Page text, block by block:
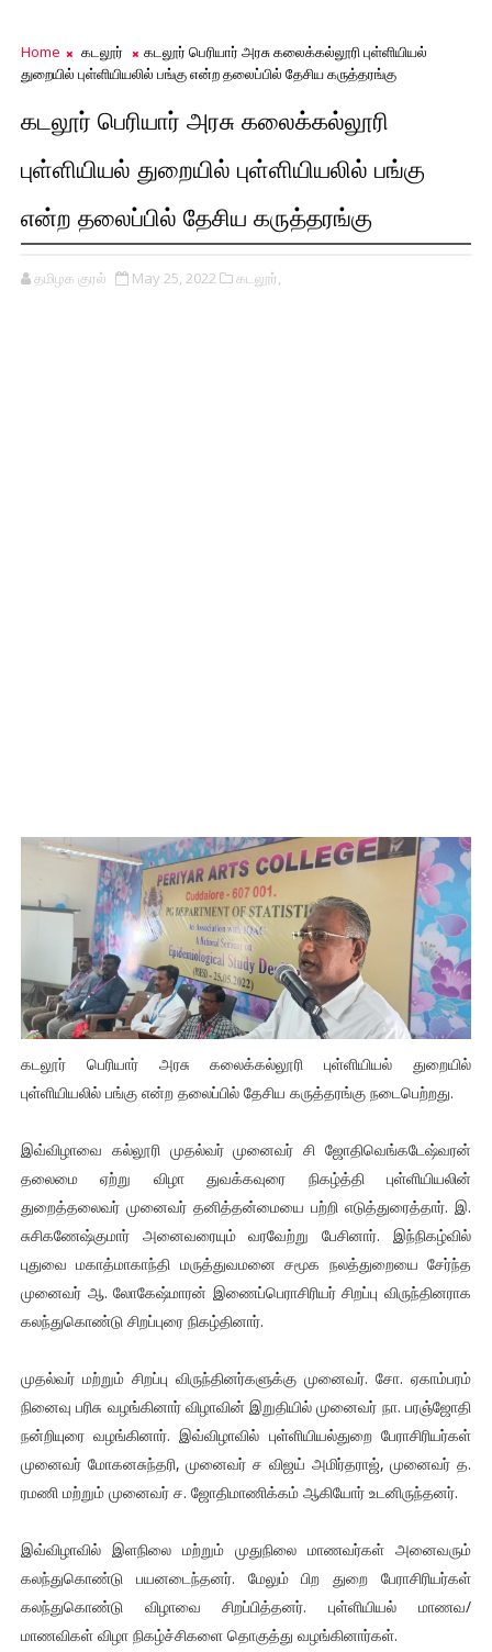
Home கடலூர்
கடலூர் பெரியார் அரசு கலைக்கல்லூரி புள்ளியியல்
துறையில் புள்ளியியலில் பங்கு என்ற தலைப்பில் தேசிய கருத்தரங்கு
கடலூர் பெரியார் அரசு கலைக்கல்லூரி
புள்ளியியல் துறையில் புள்ளியியலில் பங்கு
என்ற தலைப்பில் தேசிய கருத்தரங்கு
தமிழக குரல் May 25, 2022 கடலூர்,
கடலூர் பெரியார் அரசு கலைக்கல்லூரி புள்ளியியல் துறையில்
புள்ளியியலில் பங்கு என்ற தலைப்பில் தேசிய கருத்தரங்கு நடைபெற்றது.
இவ்விழாவை கல்லூரி முதல்வர் முனைவர் சி ஜோதிவெங்கடேஷ்வரன்
தலைமை ஏற்று விழா துவக்கவுரை நிகழ்த்தி புள்ளியியலின்
துறைத்தலைவர் முனைவர் தனித்தன்மையை பற்றி எடுத்துரைத்தார். இ.
சுசிகணேஷ்குமார் அனைவரையும் வரவேற்று பேசினார். இந்நிகழ்வில்
புதுவை மகாத்மாகாந்தி மருத்துவமனை சமூக நலத்துறையை சேர்ந்த
முனைவர் ஆ. லோகேஷ்மாரன் இணைப்பெராசிரியர் சிறப்பு விருந்தினராக
கலந்துகொண்டு சிறப்புரை நிகழ்தினார்.
முதல்வர் மற்றும் சிறப்பு விருந்தினர்களுக்கு முனைவர். சோ. ஏகாம்பரம்
நினைவு பரிசு வழங்கினார் விழாவின் இறுதியில் முனைவர் நா. பரஞ்ஜோதி
நன்றியுரை வழங்கினார். இவ்விழாவில் புள்ளியியல்துறை பேராசிரியர்கள்
முனைவர் மோகனசுந்தரி, முனைவர் ச விஜய் அமிர்தராஜ், முனைவர் த.
ரமணி மற்றும் முனைவர் ச. ஜோதிமாணிக்கம் ஆகியோர் உடனிருந்தனர்.
இவ்விழாவில் இளநிலை மற்றும் முதுநிலை மாணவர்கள் அனைவரும்
கலந்துகொண்டு பயனடைந்தனர். மேலும் பிற துறை பேராசிரியர்கள்
கலந்துகொண்டு விழாவை சிறப்பித்தனர். புள்ளியியல் மாணவ/
மாணவிகள் விழா நிகழ்ச்சிகளை தொகுத்து வழங்கினார்கள்.